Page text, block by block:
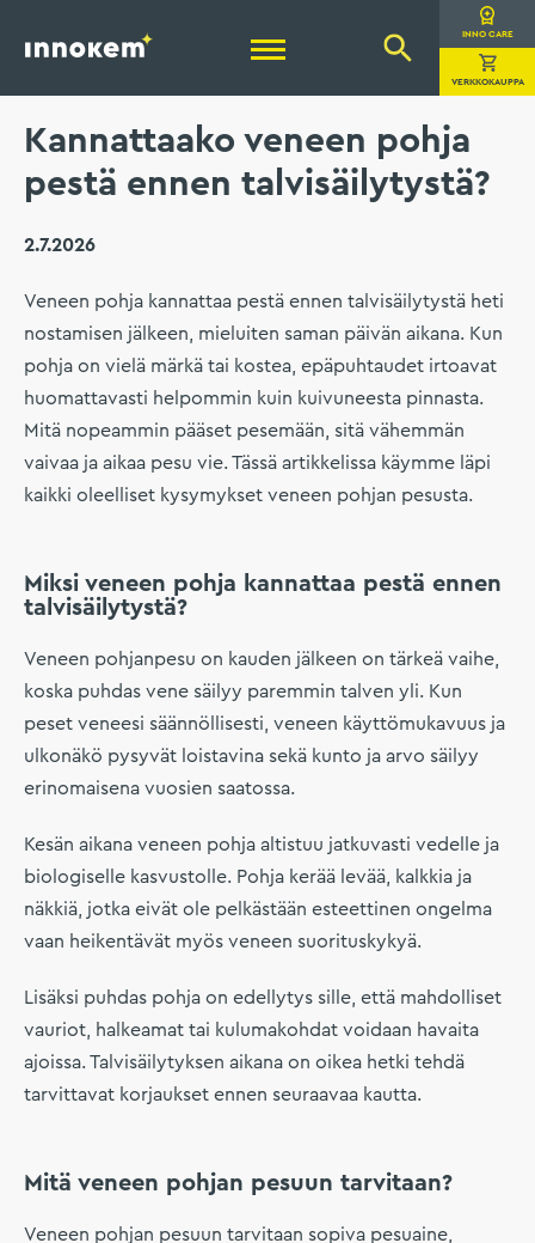
Innokem Oy INNO CARE
VERKKOKAUPPA
Kannattaako veneen pohja
pestä ennen talvisäilytystä?
2.7.2026
Veneen pohja kannattaa pestä ennen talvisäilytystä heti
nostamisen jälkeen, mieluiten saman päivän aikana. Kun
pohja on vielä märkä tai kostea, epäpuhtaudet irtoavat
huomattavasti helpommin kuin kuivuneesta pinnasta.
Mitä nopeammin pääset pesemään, sitä vähemmän
vaivaa ja aikaa pesu vie. Tässä artikkelissa käymme läpi
kaikki oleelliset kysymykset veneen pohjan pesusta.
Miksi veneen pohja kannattaa pestä ennen
talvisäilytystä?
Veneen pohjanpesu on kauden jälkeen on tärkeä vaihe,
koska puhdas vene säilyy paremmin talven yli. Kun
peset veneesi säännöllisesti, veneen käyttömukavuus ja
ulkonäkö pysyvät loistavina sekä kunto ja arvo säilyy
erinomaisena vuosien saatossa.
Kesän aikana veneen pohja altistuu jatkuvasti vedelle ja
biologiselle kasvustolle. Pohja kerää levää, kalkkia ja
näkkiä, jotka eivät ole pelkästään esteettinen ongelma
vaan heikentävät myös veneen suorituskykyä.
Lisäksi puhdas pohja on edellytys sille, että mahdolliset
vauriot, halkeamat tai kulumakohdat voidaan havaita
ajoissa. Talvisäilytyksen aikana on oikea hetki tehdä
tarvittavat korjaukset ennen seuraavaa kautta.
Mitä veneen pohjan pesuun tarvitaan?
Veneen pohjan pesuun tarvitaan sopiva pesuaine,